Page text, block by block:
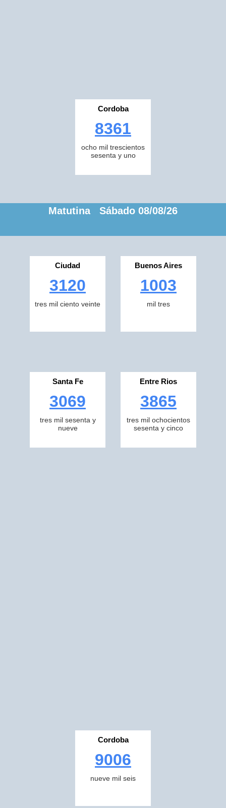
Cordoba
8361
ocho mil trescientos
sesenta y uno
Matutina Sábado 08/08/26
Ciudad
3120
tres mil ciento veinte
Buenos Aires
1003
mil tres
Santa Fe
3069
tres mil sesenta y
nueve
Entre Rios
3865
tres mil ochocientos
sesenta y cinco
Cordoba
9006
nueve mil seis